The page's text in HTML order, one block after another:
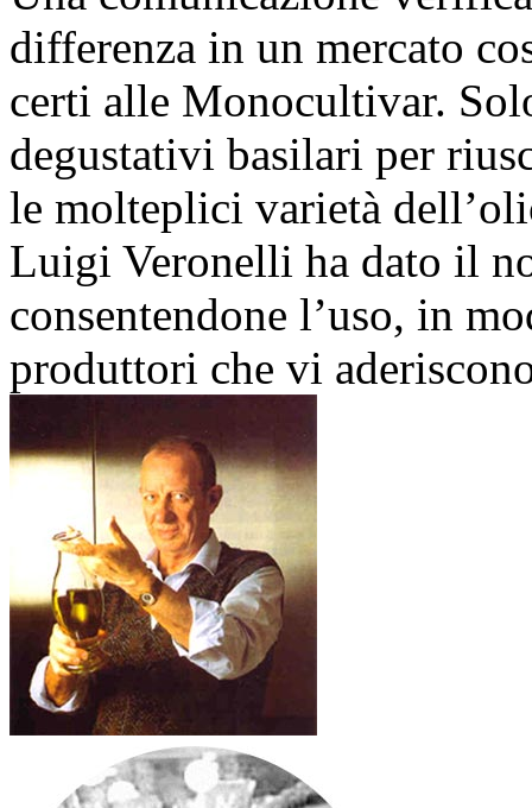
differenza in un mercato
certi alle Monocultivar.
degustativi basilari per
le molteplici varietà
Luigi Veronelli ha dato il
consentendone l’uso, in
produttori che vi